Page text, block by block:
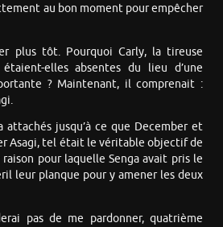
au bon moment pour empêcher
plus tôt. Pourquoi Carly, la tireuse
elles absentes du lieu d’une
? Maintenant, il comprenait :
attachés jusqu’à ce que December et
Asagi, tel était le véritable objectif de
raison pour laquelle Senga avait pris le
leur planque pour y amener les deux
pas de me pardonner, quatrième